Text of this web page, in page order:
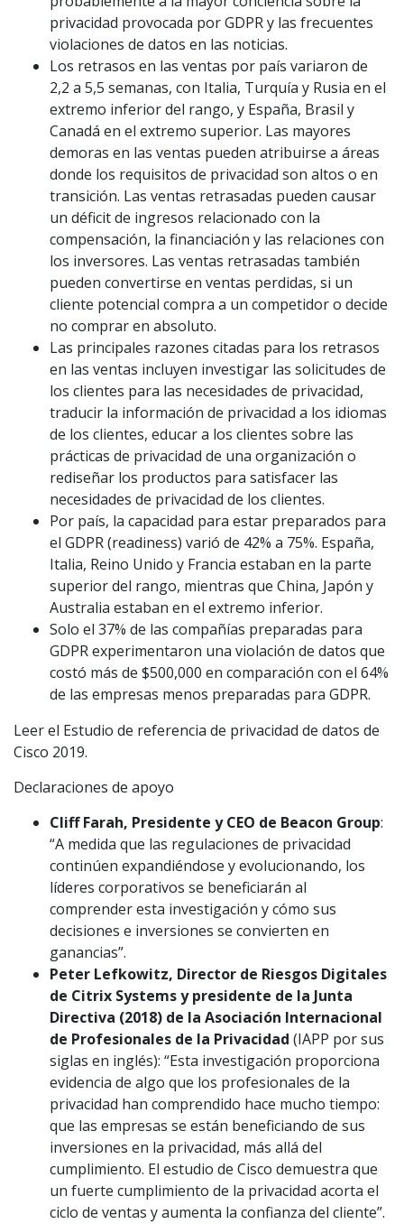
privacidad provocada por GDPR y las frecuentes
violaciones de datos en las noticias.
Los retrasos en las ventas por país variaron de
2,2 a 5,5 semanas, con Italia, Turquía y Rusia en el
extremo inferior del rango, y España, Brasil y
Canadá en el extremo superior. Las mayores
demoras en las ventas pueden atribuirse a áreas
donde los requisitos de privacidad son altos o en
transición. Las ventas retrasadas pueden causar
un déficit de ingresos relacionado con la
compensación, la financiación y las relaciones con
los inversores. Las ventas retrasadas también
pueden convertirse en ventas perdidas, si un
cliente potencial compra a un competidor o decide
no comprar en absoluto.
Las principales razones citadas para los retrasos
en las ventas incluyen investigar las solicitudes de
los clientes para las necesidades de privacidad,
traducir la información de privacidad a los idiomas
de los clientes, educar a los clientes sobre las
prácticas de privacidad de una organización o
rediseñar los productos para satisfacer las
necesidades de privacidad de los clientes.
Por país, la capacidad para estar preparados para
el GDPR (readiness) varió de 42% a 75%. España,
Italia, Reino Unido y Francia estaban en la parte
superior del rango, mientras que China, Japón y
Australia estaban en el extremo inferior.
Solo el 37% de las compañías preparadas para
GDPR experimentaron una violación de datos que
costó más de $500,000 en comparación con el 64%
de las empresas menos preparadas para GDPR.
Leer el Estudio de referencia de privacidad de datos de
Cisco 2019.
Declaraciones de apoyo
Cliff Farah, Presidente y CEO de Beacon Group:
“A medida que las regulaciones de privacidad
continúen expandiéndose y evolucionando, los
líderes corporativos se beneficiarán al
comprender esta investigación y cómo sus
decisiones e inversiones se convierten en
ganancias”.
Peter Lefkowitz, Director de Riesgos Digitales
de Citrix Systems y presidente de la Junta
Directiva (2018) de la Asociación Internacional
de Profesionales de la Privacidad (IAPP por sus
siglas en inglés): “Esta investigación proporciona
evidencia de algo que los profesionales de la
privacidad han comprendido hace mucho tiempo:
que las empresas se están beneficiando de sus
inversiones en la privacidad, más allá del
cumplimiento. El estudio de Cisco demuestra que
un fuerte cumplimiento de la privacidad acorta el
ciclo de ventas y aumenta la confianza del cliente”.